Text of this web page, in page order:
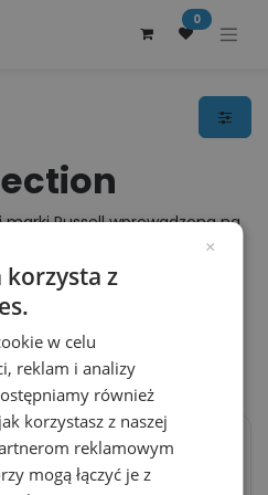
0
Russell wprowadzona na
ubrań Russell Collection
oraz klasykę w
oraz koszul. Brytyjski
producentów biznesowej
dystybucją większość krajów
Koszula Meska Slim
×
korzysta z
w celu
reklam i analizy
również
korzystasz z naszej
reklamowym
mogą łączyć je z